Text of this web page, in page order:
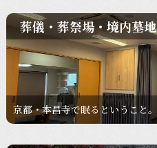
葬儀・葬祭場・境内墓地
京都・本昌寺で眠るということ。